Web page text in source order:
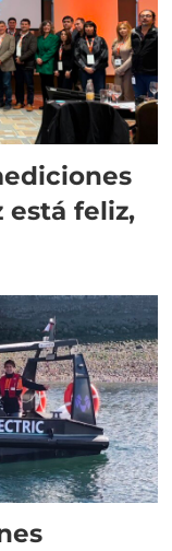
está feliz,